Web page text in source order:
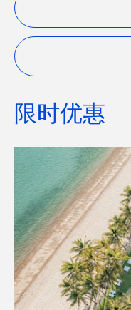
限时优惠